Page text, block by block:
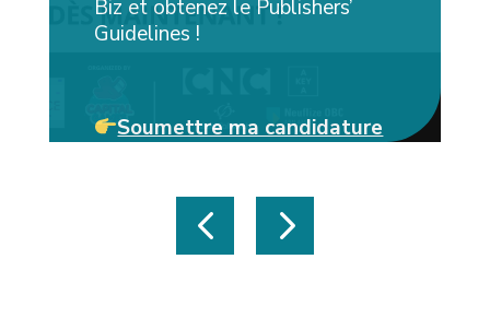
Biz et obtenez le Publishers’
Guidelines !
Soumettre ma candidature